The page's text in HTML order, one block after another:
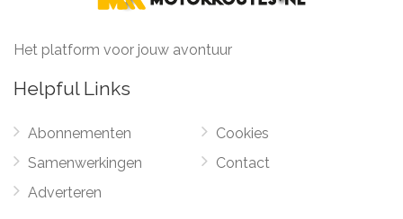
Het platform voor jouw avontuur
Helpful Links
Abonnementen
Samenwerkingen
Adverteren
Cookies
Contact